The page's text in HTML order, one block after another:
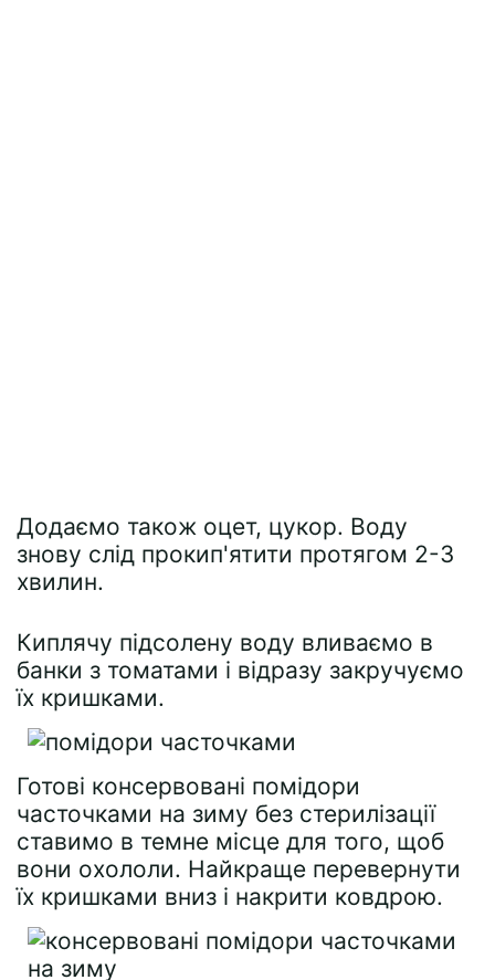
Додаємо також оцет, цукор. Воду
знову слід прокип'ятити протягом 2-3
хвилин.
Киплячу підсолену воду вливаємо в
банки з томатами і відразу закручуємо
їх кришками.
Готові консервовані помідори
часточками на зиму без стерилізації
ставимо в темне місце для того, щоб
вони охололи. Найкраще перевернути
їх кришками вниз і накрити ковдрою.